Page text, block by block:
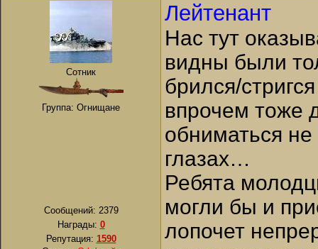
Сотник
Группа: Огнищане
Сообщений: 2379
Награды: 0
Репутация: 1590
Лейтенант
Нас тут
видны были
брился/
впрочем тоже
обниматься
глазах…
Ребята
могли бы и
лопочет